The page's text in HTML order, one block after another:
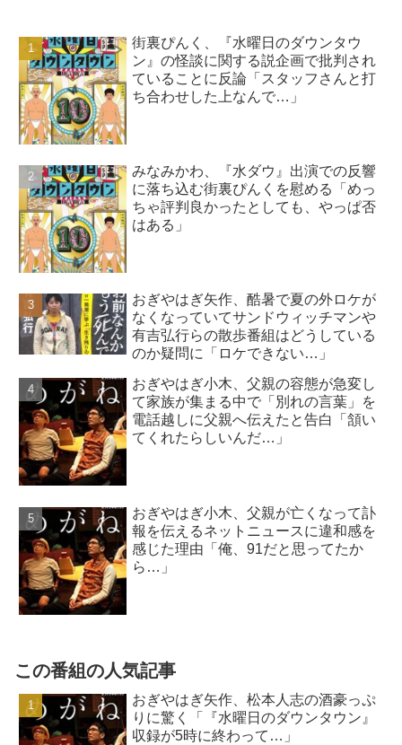
街裏ぴんく、『水曜日のダウンタウ
ン』の怪談に関する説企画で批判され
ていることに反論「スタッフさんと打
ち合わせした上なんで…」
みなみかわ、『水ダウ』出演での反響
に落ち込む街裏ぴんくを慰める「めっ
ちゃ評判良かったとしても、やっぱ否
はある」
おぎやはぎ矢作、酷暑で夏の外ロケが
なくなっていてサンドウィッチマンや
有吉弘行らの散歩番組はどうしている
のか疑問に「ロケできない…」
おぎやはぎ小木、父親の容態が急変し
て家族が集まる中で「別れの言葉」を
電話越しに父親へ伝えたと告白「頷い
てくれたらしいんだ…」
おぎやはぎ小木、父親が亡くなって訃
報を伝えるネットニュースに違和感を
感じた理由「俺、91だと思ってたか
ら…」
この番組の人気記事
おぎやはぎ矢作、松本人志の酒豪っぷ
りに驚く「『水曜日のダウンタウン』
収録が5時に終わって…」